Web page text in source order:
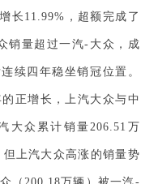
长11.99%，超额完成了
销量超过一汽-大众，成
续四年稳坐销冠位置。
正增长，上汽大众与中
大众累计销量206.51万
上汽大众高涨的销量势